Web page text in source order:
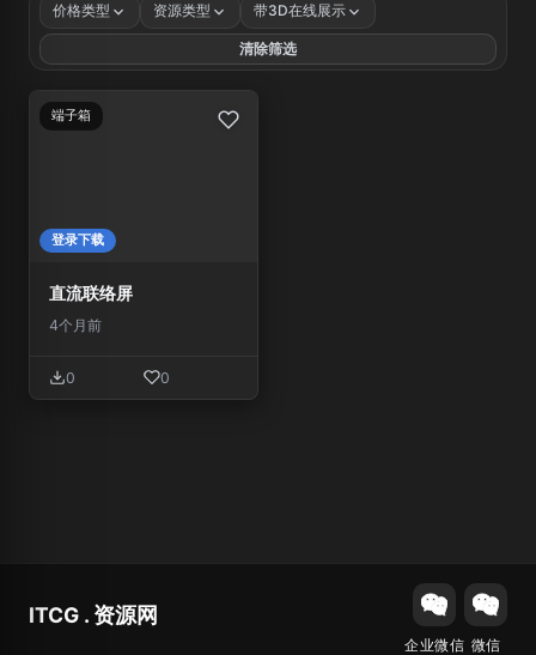
价格类型 资源类型 带3D在线展示
清除筛选
端子箱
登录下载
直流联络屏
4个月前
0 0
ITCG . 资源网
企业微信 微信